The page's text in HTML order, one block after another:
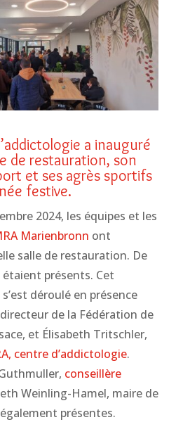
a inauguré
de restauration, son
et ses agrès sportifs
festive.
2024, les équipes et les
Marienbronn ont
salle de restauration. De
présents. Cet
déroulé en présence
de la Fédération de
et Élisabeth Tritschler,
centre d’addictologie.
conseillère
Weinling-Hamel, maire de
présentes.